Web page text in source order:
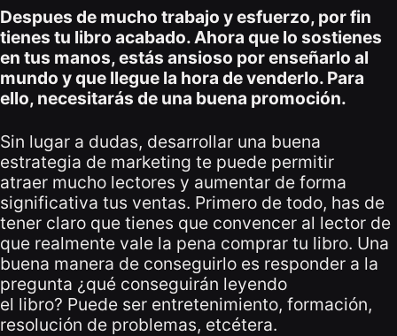
Despues de mucho trabajo y esfuerzo, por fin
tienes tu libro acabado. Ahora que lo sostienes
en tus manos, estás ansioso por enseñarlo al
mundo y que llegue la hora de venderlo. Para
ello, necesitarás de una buena promoción.
Sin lugar a dudas, desarrollar una buena
estrategia de marketing te puede permitir
atraer mucho lectores y aumentar de forma
significativa tus ventas. Primero de todo, has de
tener claro que tienes que convencer al lector de
que realmente vale la pena comprar tu libro. Una
buena manera de conseguirlo es responder a la
pregunta ¿qué conseguirán leyendo
el libro? Puede ser entretenimiento, formación,
resolución de problemas, etcétera.